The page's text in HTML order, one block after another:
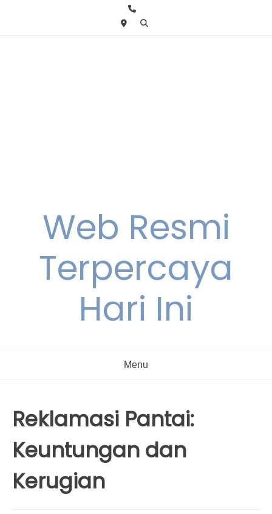
Web Resmi
Terpercaya
Hari Ini
Menu
Reklamasi Pantai:
Keuntungan dan
Kerugian